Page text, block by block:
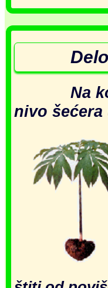
Na koji
nivo